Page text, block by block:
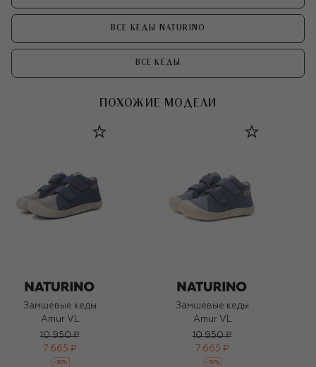
ВСЕ КЕДЫ NATURINO
ВСЕ КЕДЫ
ПОХОЖИЕ МОДЕЛИ
Замшевые кеды
Amur VL
10 950 ₽
7 665 ₽
-30%
Замшевые кеды
Amur VL
10 950 ₽
7 665 ₽
-30%